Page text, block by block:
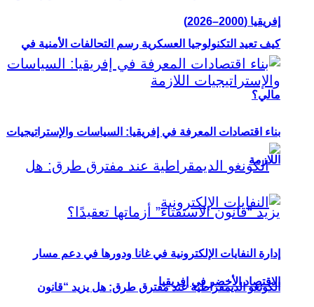
كيف تعيد التكنولوجيا العسكرية رسم التحالفات الأمنية في
مالي؟
الكونغو الديمقراطية عند مفترق طرق: هل يزيد “قانون
إفريقيا (2000–2026)
بناء اقتصادات المعرفة في إفريقيا: السياسات والإستراتيجيات
اللازمة
إدارة النفايات الإلكترونية في غانا ودورها في دعم مسار
الاقتصاد الأخضر في إفريقيا